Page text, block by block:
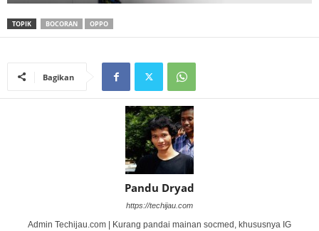
TOPIK BOCORAN OPPO
Bagikan
Pandu Dryad
https://techijau.com
Admin Techijau.com | Kurang pandai mainan socmed, khususnya IG